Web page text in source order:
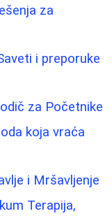
za
i preporuke
za Početnike
koja vraća
i Mršavljenje
Terapija,